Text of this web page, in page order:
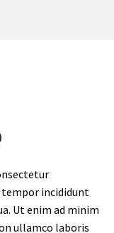
tempor incididunt
Ut enim ad minim
ullamco laboris